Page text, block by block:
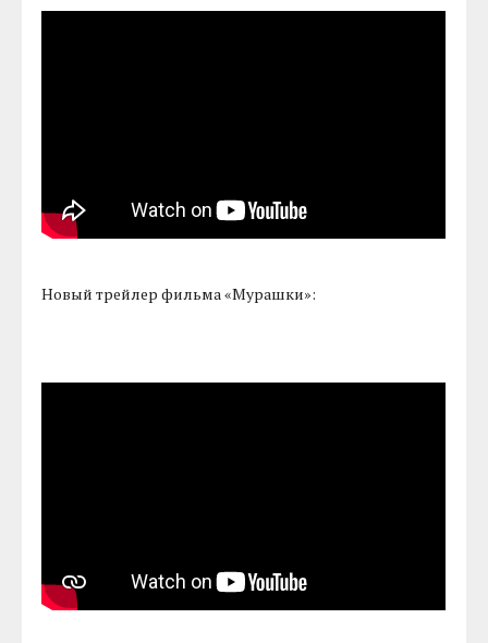
Новый трейлер фильма «Мурашки»: